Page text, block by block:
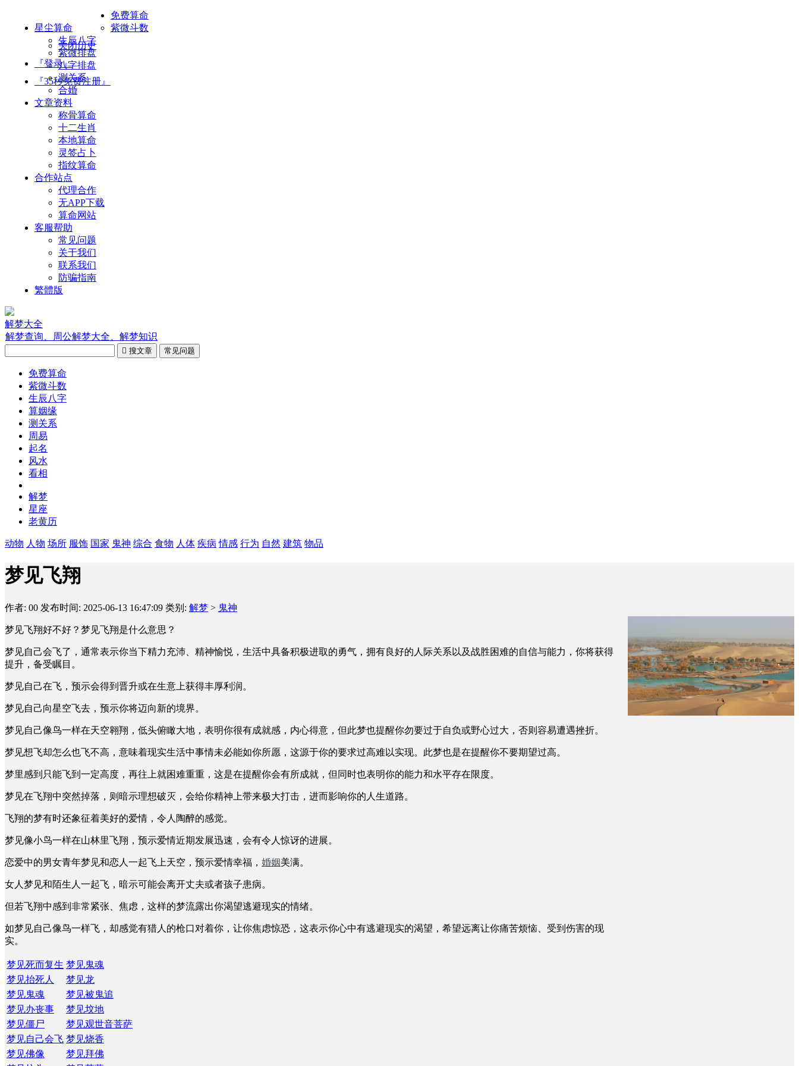
星尘算命
关闭历史
『登录』
『35秒免费注册』
免费算命
紫微斗数
生辰八字
紫微排盘
八字排盘
测关系
合婚
文章资料
称骨算命
十二生肖
本地算命
灵签占卜
指纹算命
合作站点
代理合作
无APP下载
算命网站
客服帮助
常见问题
关于我们
联系我们
防骗指南
繁體版
解梦大全
解梦查询、周公解梦大全、解梦知识
 搜文章 常见问题
免费算命
紫微斗数
生辰八字
算姻缘
测关系
周易
起名
风水
看相
解梦
星座
老黄历
动物 人物 场所 服饰 国家 鬼神 综合 食物 人体 疾病 情感 行为 自然 建筑 物品
梦见飞翔
作者: 00 发布时间: 2025-06-13 16:47:09 类别: 解梦 > 鬼神
梦见飞翔好不好？梦见飞翔是什么意思？
梦见自己会飞了，通常表示你当下精力充沛、精神愉悦，生活中具备积极进取的勇气，拥有良好的人际关系以及战胜困难的自信与能力，你将获得
提升，备受瞩目。
梦见自己在飞，预示会得到晋升或在生意上获得丰厚利润。
梦见自己向星空飞去，预示你将迈向新的境界。
梦见自己像鸟一样在天空翱翔，低头俯瞰大地，表明你很有成就感，内心得意，但此梦也提醒你勿要过于自负或野心过大，否则容易遭遇挫折。
梦见想飞却怎么也飞不高，意味着现实生活中事情未必能如你所愿，这源于你的要求过高难以实现。此梦也是在提醒你不要期望过高。
梦里感到只能飞到一定高度，再往上就困难重重，这是在提醒你会有所成就，但同时也表明你的能力和水平存在限度。
梦见在飞翔中突然掉落，则暗示理想破灭，会给你精神上带来极大打击，进而影响你的人生道路。
飞翔的梦有时还象征着美好的爱情，令人陶醉的感觉。
梦见像小鸟一样在山林里飞翔，预示爱情近期发展迅速，会有令人惊讶的进展。
恋爱中的男女青年梦见和恋人一起飞上天空，预示爱情幸福， 婚姻美满。
女人梦见和陌生人一起飞，暗示可能会离开丈夫或者孩子患病。
但若飞翔中感到非常紧张、焦虑，这样的梦流露出你渴望逃避现实的情绪。
如梦见自己像鸟一样飞，却感觉有猎人的枪口对着你，让你焦虑惊恐，这表示你心中有逃避现实的渴望，希望远离让你痛苦烦恼、受到伤害的现
实。
梦见死而复生 梦见鬼魂
梦见抬死人
梦见龙
梦见鬼魂
梦见被鬼追
梦见办丧事
梦见坟地
梦见僵尸
梦见观世音菩萨
梦见自己会飞 梦见烧香
梦见佛像
梦见拜佛